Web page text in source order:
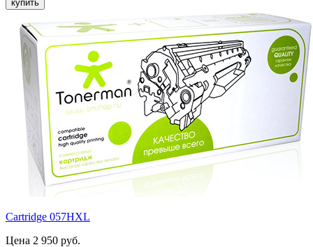
купить
Cartridge 057HXL
Цена 2 950 руб.